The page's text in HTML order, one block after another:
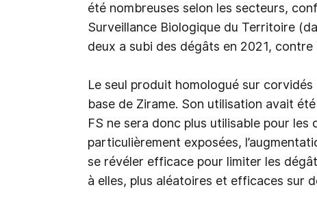
été nombreuses selon les secteurs,
Surveillance Biologique du Territoire
deux a subi des dégâts en 2021,
Le seul produit homologué sur
base de Zirame. Son utilisation avait
FS ne sera donc plus utilisable pour les
particulièrement exposées,
se révéler efficace pour limiter les
à elles, plus aléatoires et efficaces sur